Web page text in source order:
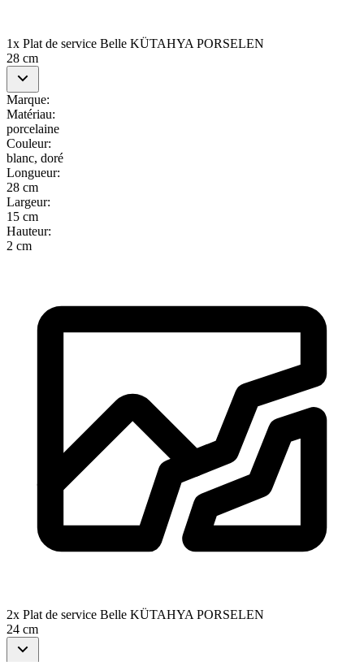
1x Plat de service Belle KÜTAHYA PORSELEN
28 cm
Marque:
Matériau:
porcelaine
Couleur:
blanc, doré
Longueur:
28 cm
Largeur:
15 cm
Hauteur:
2 cm
2x Plat de service Belle KÜTAHYA PORSELEN
24 cm